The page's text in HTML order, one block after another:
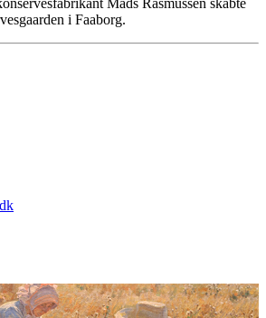
Mads Rasmussen skabte
i Faaborg.